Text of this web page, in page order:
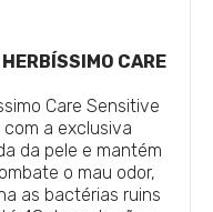
CARE
Care Sensitive
a exclusiva
da pele e mantém
o mau odor,
as bactérias ruins